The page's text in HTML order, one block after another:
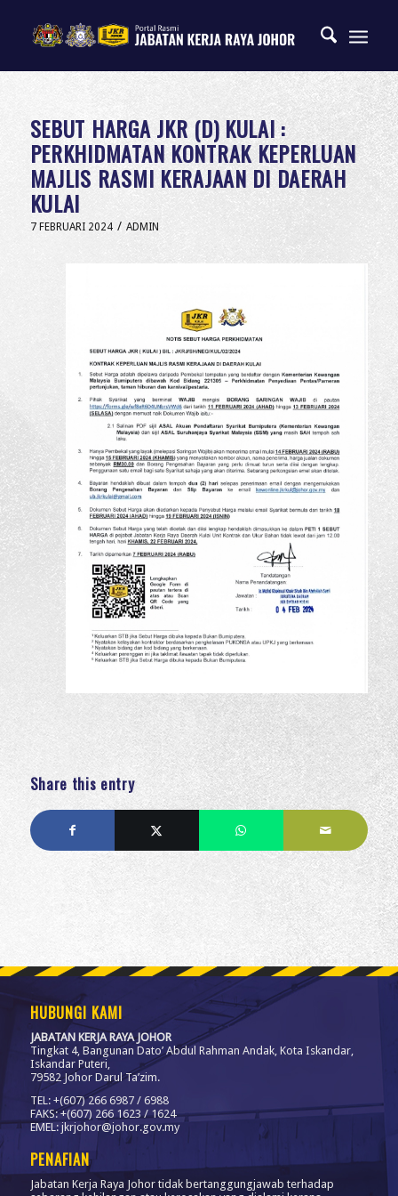
SEBUT HARGA JKR (D) KULAI :
PERKHIDMATAN KONTRAK KEPERLUAN
MAJLIS RASMI KERAJAAN DI DAERAH
KULAI
7 FEBRUARI 2024 / ADMIN
Share this entry
HUBUNGI KAMI
JABATAN KERJA RAYA JOHOR
Tingkat 4, Bangunan Dato’ Abdul Rahman Andak, Kota Iskandar,
Iskandar Puteri,
79582 Johor Darul Ta’zim.
TEL: +(607) 266 6987 / 6988
FAKS: +(607) 266 1623 / 1624
EMEL: jkrjohor@johor.gov.my
PENAFIAN
Jabatan Kerja Raya Johor tidak bertanggungjawab terhadap